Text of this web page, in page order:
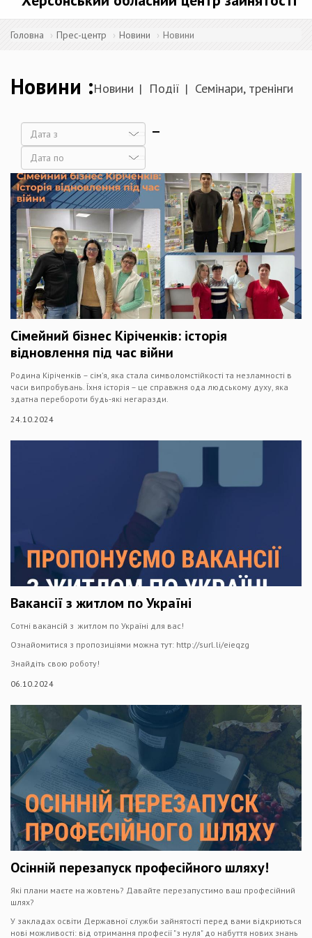
Головна Прес-центр Новини Новини
Новини Новини Події Семінари, тренінги
Дата
Дата
Сімейний бізнес Кіріченків: історія
відновлення під час війни
Родина Кіріченків – сім’я, яка стала символомстійкості та незламності в
часи випробувань. Їхня історія – це справжня ода людському духу, яка
здатна перебороти будь-які негаразди.
24.10.2024
Вакансії з житлом по Україні
Сотні вакансій з житлом по Україні для вас!
Ознайомитися з пропозиціями можна тут: http://surl.li/eieqzg
Знайдіть свою роботу!
06.10.2024
Осінній перезапуск професійного шляху!
Які плани маєте на жовтень? Давайте перезапустимо ваш професійний
шлях?
У закладах освіти Державної служби зайнятості перед вами відкриються
нові можливості: від отримання професії "з нуля" до набуття нових знань